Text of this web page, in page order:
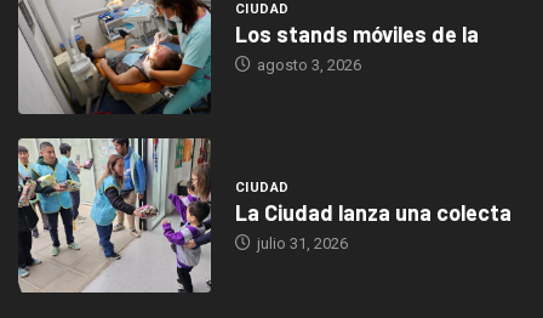
CIUDAD
Los stands móviles de la
agosto 3, 2026
CIUDAD
La Ciudad lanza una colecta
julio 31, 2026